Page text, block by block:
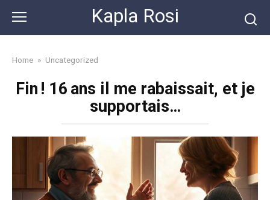
content
Kapla Rosi
Home » Uncategorized
Fin ! 16 ans il me rabaissait, et je
supportais…